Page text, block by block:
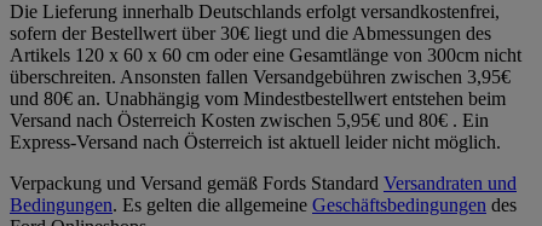
Die Lieferung innerhalb Deutschlands erfolgt versandkostenfrei,
sofern der Bestellwert über 30€ liegt und die Abmessungen des
Artikels 120 x 60 x 60 cm oder eine Gesamtlänge von 300cm nicht
überschreiten. Ansonsten fallen Versandgebühren zwischen 3,95€
und 80€ an. Unabhängig vom Mindestbestellwert entstehen beim
Versand nach Österreich Kosten zwischen 5,95€ und 80€ . Ein
Express-Versand nach Österreich ist aktuell leider nicht möglich.
Verpackung und Versand gemäß Fords Standard Versandraten und
Bedingungen. Es gelten die allgemeine Geschäftsbedingungen des